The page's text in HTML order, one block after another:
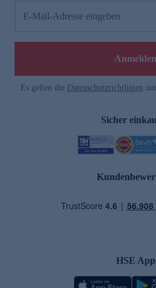
E-Mail-Adresse eingeben
Anmelden
Es gelten die Datenschutzrichtlinien
Sicher
HSE App